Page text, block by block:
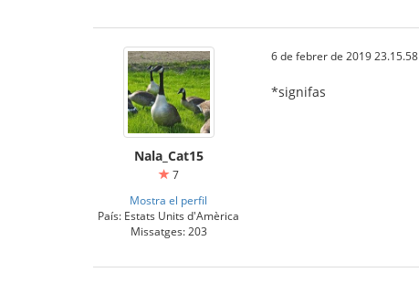
Nala_Cat15
7
Mostra el perfil
País: Estats Units d'Amèrica
Missatges: 203
6 de febrer de 2019 23.15.58
*signifas